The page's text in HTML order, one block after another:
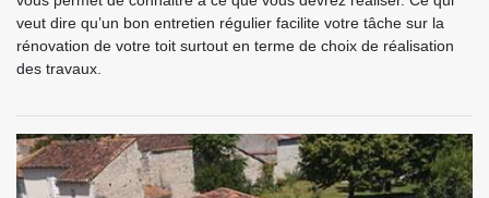
veut dire qu’un bon entretien régulier facilite votre tâche sur la
rénovation de votre toit surtout en terme de choix de réalisation
des travaux.